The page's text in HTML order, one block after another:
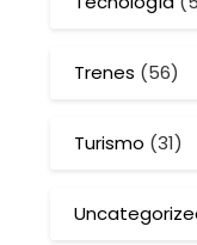
Trenes (56)
Turismo (31)